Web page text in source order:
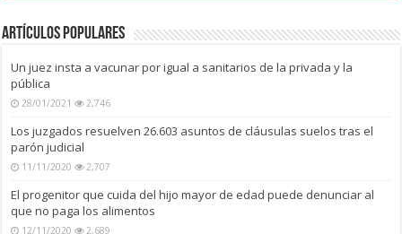
Artículos Populares
Un juez insta a vacunar por igual a sanitarios de la privada y la
pública
28/01/2021 2,746
Los juzgados resuelven 26.603 asuntos de cláusulas suelos tras el
parón judicial
11/11/2020 2,707
El progenitor que cuida del hijo mayor de edad puede denunciar al
que no paga los alimentos
12/11/2020 2,689